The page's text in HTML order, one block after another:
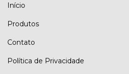
Início
Produtos
Contato
Política de Privacidade